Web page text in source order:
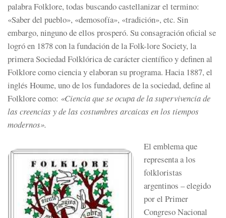
palabra Folklore, todas buscando castellanizar el termino:
«Saber del pueblo», «demosofía», «tradición», etc. Sin
embargo, ninguno de ellos prosperó. Su consagración oficial se
logró en 1878 con la fundación de la Folk-lore Society, la
primera Sociedad Folklórica de carácter científico y definen al
Folklore como ciencia y elaboran su programa. Hacia 1887, el
inglés Houme, uno de los fundadores de la sociedad, define al
Folklore como: «Ciencia que se ocupa de la supervivencia de
las creencias y de las costumbres arcaicas en los tiempos
modernos».
El emblema que
representa a los
folkloristas
argentinos – elegido
por el Primer
Congreso Nacional